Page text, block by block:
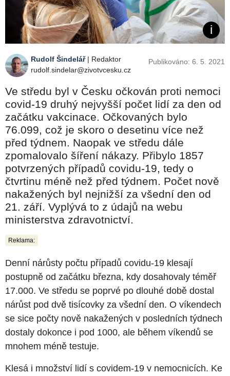
Rudolf Šindelář| Redaktor
rudolf.sindelar@zivotvcesku.cz
Publikováno: 6. 5. 2021
Ve středu byl v Česku očkován proti nemoci
covid-19 druhý nejvyšší počet lidí za den od
začátku vakcinace. Očkovaných bylo
76.099, což je skoro o desetinu více než
před týdnem. Naopak ve středu dále
zpomalovalo šíření nákazy. Přibylo 1857
potvrzených případů covidu-19, tedy o
čtvrtinu méně než před týdnem. Počet nově
nakažených byl nejnižší za všední den od
21. září. Vyplývá to z údajů na webu
ministerstva zdravotnictví.
Reklama:
Denní nárůsty počtu případů covidu-19 klesají
postupně od začátku března, kdy dosahovaly téměř
17.000. Ve středu se poprvé po dlouhé době dostal
nárůst pod dvě tisícovky za všední den. O víkendech
se sice počty nově nakažených v posledních týdnech
dostaly dokonce i pod 1000, ale během víkendů se
mnohem méně testuje.
Klesá i množství lidí s covidem-19 v nemocnicích. Ke